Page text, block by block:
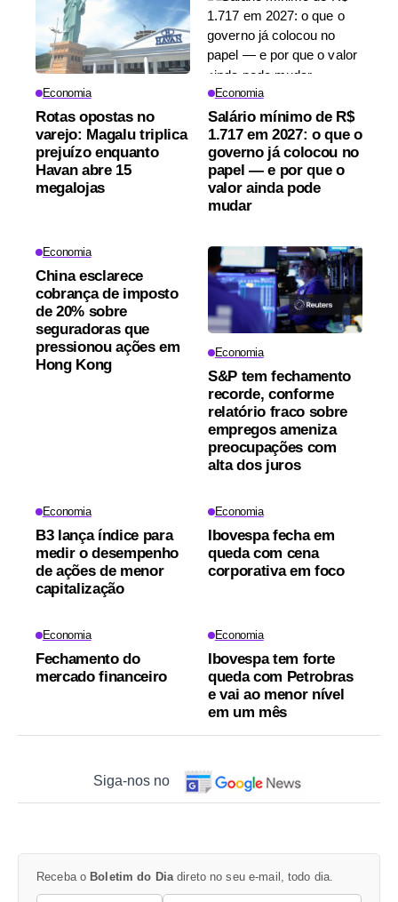
Economia
Rotas opostas no
varejo: Magalu triplica
prejuízo enquanto
Havan abre 15
megalojas
Economia
Salário mínimo de R$
1.717 em 2027: o que o
governo já colocou no
papel — e por que o
valor ainda pode
mudar
Economia
China esclarece
cobrança de imposto
de 20% sobre
seguradoras que
pressionou ações em
Hong Kong
Economia
S&P tem fechamento
recorde, conforme
relatório fraco sobre
empregos ameniza
preocupações com
alta dos juros
Economia
B3 lança índice para
medir o desempenho
de ações de menor
capitalização
Economia
Ibovespa fecha em
queda com cena
corporativa em foco
Economia
Fechamento do
mercado financeiro
Economia
Ibovespa tem forte
queda com Petrobras
e vai ao menor nível
em um mês
Siga-nos no
Receba o Boletim do Diadireto no seu e-mail, todo dia.